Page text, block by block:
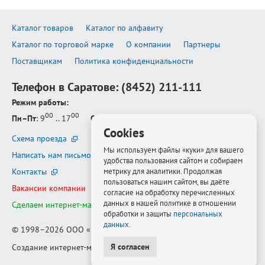
Каталог товаров
Каталог по алфавиту
Каталог по торговой марке
О компании
Партнеры
Поставщикам
Политика конфиденциальности
Телефон в Саратове: (8452) 211-111
Режим работы:
Пн–Пт: 900 .. 1700 Сб–Вс
Схема проезда
Написать нам письмо
Контакты
Вакансии компании
Сделаем интернет-магазин ещё лучше
© 1998–2026 ООО «Белфорт-РМ»
Создание интернет-магазина—Медиапродукт
Cookies
Мы используем файлы «куки» для вашего
удобства пользования сайтом и собираем
метрику для аналитики. Продолжая
пользоваться нашим сайтом, вы даёте
согласие на обработку перечисленных
данных в нашей политике в отношении
обработки и защиты персональных
данных
Я согласен